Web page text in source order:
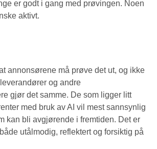
er godt i gang med prøvingen. Noen
aktivt.
annonsørene må prøve det ut, og ikke
og andre
gjør det samme. De som ligger litt
med bruk av AI vil mest sannsynlig
kan bli avgjørende i fremtiden. Det er
utålmodig, reflektert og forsiktig på